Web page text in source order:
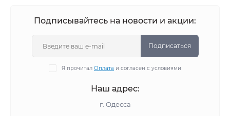
Подписывайтесь на новости и акции:
Подписаться
Я прочитал Оплата и согласен с условиями
Наш адрес:
г. Одесса